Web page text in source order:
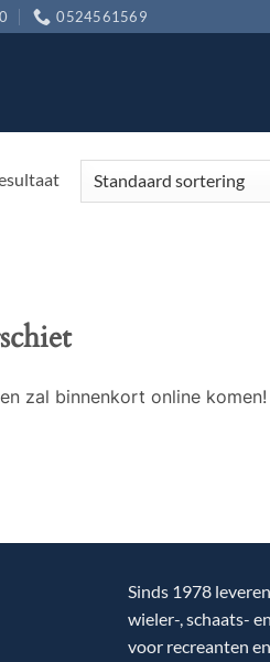
0524561569
zal binnenkort online komen!
Sinds 1978
wieler-, schaats-
voor recreanten